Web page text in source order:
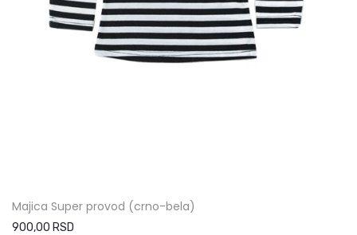
Majica Super provod (crno-bela)
900,00 RSD